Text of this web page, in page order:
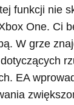
funkcji nie
One. Ci
W grze
EA